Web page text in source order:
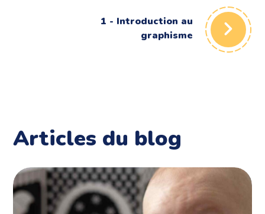
1 - Introduction au
graphisme
Articles du blog